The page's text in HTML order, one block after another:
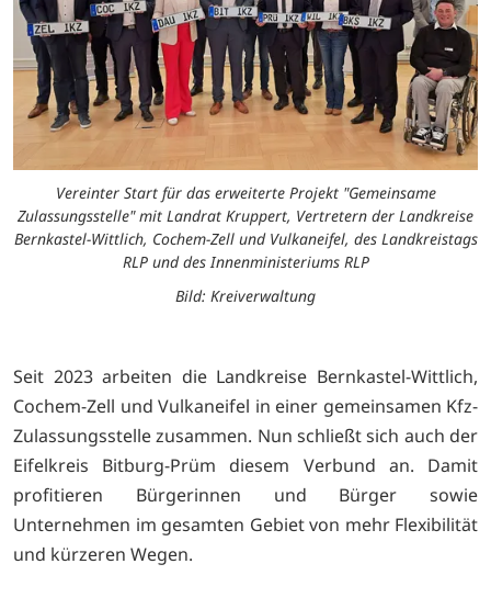
Vereinter Start für das erweiterte Projekt "Gemeinsame
Zulassungsstelle" mit Landrat Kruppert, Vertretern der Landkreise
Bernkastel-Wittlich, Cochem-Zell und Vulkaneifel, des Landkreistags
RLP und des Innenministeriums RLP
Bild: Kreiverwaltung
Seit 2023 arbeiten die Landkreise Bernkastel-Wittlich,
Cochem-Zell und Vulkaneifel in einer gemeinsamen Kfz-
Zulassungsstelle zusammen. Nun schließt sich auch der
Eifelkreis Bitburg-Prüm diesem Verbund an. Damit
profitieren Bürgerinnen und Bürger sowie
Unternehmen im gesamten Gebiet von mehr Flexibilität
und kürzeren Wegen.